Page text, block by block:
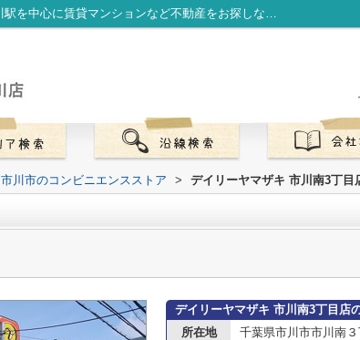
デイリーヤマザキ 市川南3丁目店情報ページ｜市川駅を中心に賃貸マンションなど不動産をお探しなら株式会社LibOneへ
市川市のコンビニエンスストア > デイリーヤマザキ 市川南3丁目
デイリーヤマザキ 市川南3丁目店
所在地
千葉県市川市市川南